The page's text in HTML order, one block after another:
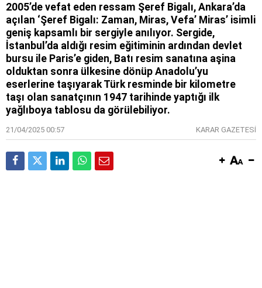
2005’de vefat eden ressam Şeref Bigalı, Ankara’da
açılan ‘Şeref Bigalı: Zaman, Miras, Vefa’ Miras’ isimli
geniş kapsamlı bir sergiyle anılıyor. Sergide,
İstanbul’da aldığı resim eğitiminin ardından devlet
bursu ile Paris’e giden, Batı resim sanatına aşina
olduktan sonra ülkesine dönüp Anadolu’yu
eserlerine taşıyarak Türk resminde bir kilometre
taşı olan sanatçının 1947 tarihinde yaptığı ilk
yağlıboya tablosu da görülebiliyor.
21/04/2025 00:57 KARAR GAZETESİ